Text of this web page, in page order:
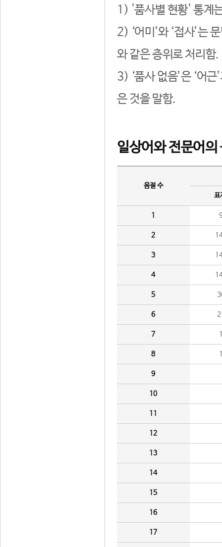
1) '품사별 현황' 통계
2) ‘어미’와 ‘접사’는
와 같은 층위로 처리함.
3) ‘품사 없음’은 ‘어
은 것을 말함.
일상어와 전문어의
음절 수
표
1
2
3
4
5
6
7
8
9
10
11
12
13
14
15
16
17